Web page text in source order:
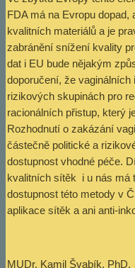
FDA má na Evropu
kvalitních materiálů a je
zabránění snížení kvality
dat i EU bude nějakým
doporučení, že
rizikových skupinách pro
racionálních přistup, který
Rozhodnutí o zakázání
částečně politické a
dostupnost vhodné péče.
kvalitních sítěk i u nás má
dostupnost této metody v
aplikace sítěk a ani anti-
MUDr. Kamil Švabík, PhD.